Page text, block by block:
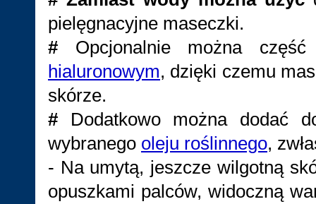
pielęgnacyjne maseczki.
# Opcjonalnie można
hialuronowym, dzięki czemu
skórze.
# Dodatkowo można dodać
wybranego oleju roślinnego,
- Na umytą, jeszcze wilgotną
opuszkami palców, widoczną